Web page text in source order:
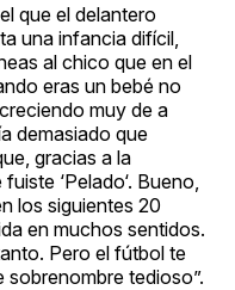
que el delantero
una infancia difícil,
al chico que en el
eras un bebé no
muy de a
demasiado que
gracias a la
‘Pelado‘. Bueno,
los siguientes 20
en muchos sentidos.
Pero el fútbol te
tedioso”.